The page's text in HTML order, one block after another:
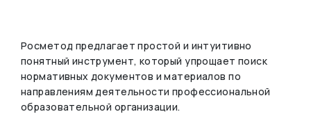
Росметод предлагает простой и интуитивно
понятный инструмент, который упрощает поиск
нормативных документов и материалов по
направлениям деятельности профессиональной
образовательной организации.